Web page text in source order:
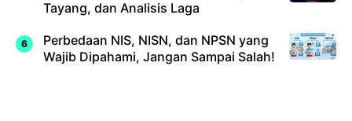
Tayang, dan Analisis Laga
Perbedaan NIS, NISN, dan NPSN yang
Wajib Dipahami, Jangan Sampai Salah!